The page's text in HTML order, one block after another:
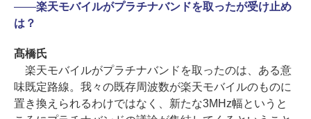
――楽天モバイルがプラチナバンドを取ったが受け止め
は？
髙橋氏
楽天モバイルがプラチナバンドを取ったのは、ある意
味既定路線。我々の既存周波数が楽天モバイルのものに
置き換えられるわけではなく、新たな3MHz幅というと